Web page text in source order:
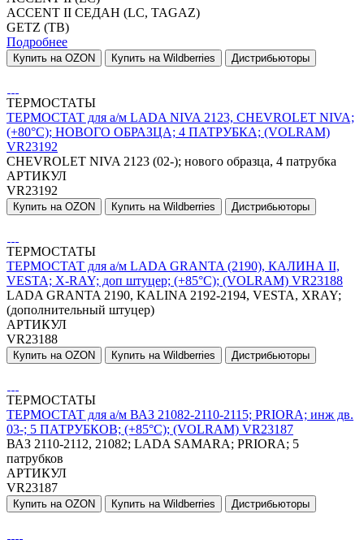
ACCENT II СЕДАН (LC, TAGAZ)
GETZ (TB)
Подробнее
Купить на OZON Купить на Wildberries Дистрибьюторы
ТЕРМОСТАТЫ
ТЕРМОСТАТ для а/м LADA NIVA 2123, CHEVROLET NIVA;
(+80°С); НОВОГО ОБРАЗЦА; 4 ПАТРУБКА; (VOLRAM)
VR23192
CHEVROLET NIVA 2123 (02-); нового образца, 4 патрубка
АРТИКУЛ
VR23192
Купить на OZON Купить на Wildberries Дистрибьюторы
ТЕРМОСТАТЫ
ТЕРМОСТАТ для а/м LADA GRANTA (2190), КАЛИНА II,
VESTA; X-RAY; доп штуцер; (+85°С); (VOLRAM) VR23188
LADA GRANTA 2190, KALINA 2192-2194, VESTA, XRAY;
(дополнительный штуцер)
АРТИКУЛ
VR23188
Купить на OZON Купить на Wildberries Дистрибьюторы
ТЕРМОСТАТЫ
ТЕРМОСТАТ для а/м ВАЗ 21082-2110-2115; PRIORA; инж дв.
03-; 5 ПАТРУБКОВ; (+85°С); (VOLRAM) VR23187
ВАЗ 2110-2112, 21082; LADA SAMARA; PRIORA; 5
патрубков
АРТИКУЛ
VR23187
Купить на OZON Купить на Wildberries Дистрибьюторы